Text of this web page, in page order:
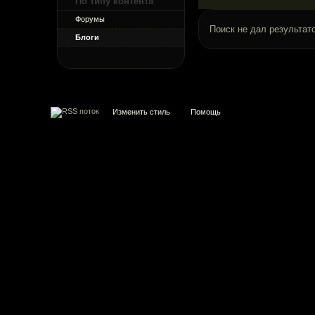
Форумы
Блоги
Поиск не дал
Изменить стиль Помощь